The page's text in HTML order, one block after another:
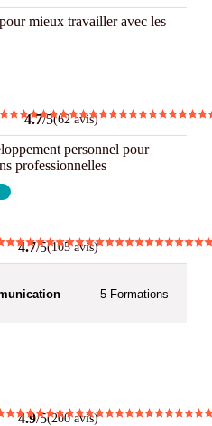
mieux travailler avec les
4.7/5(62 avis)
personnel pour
professionnelles
4.7/5(105 avis)
5 Formations
4.9/5(200 avis)